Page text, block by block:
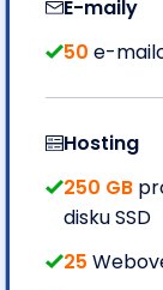
E-maily
50 e-
Hosting
250 GB
disku SSD
25